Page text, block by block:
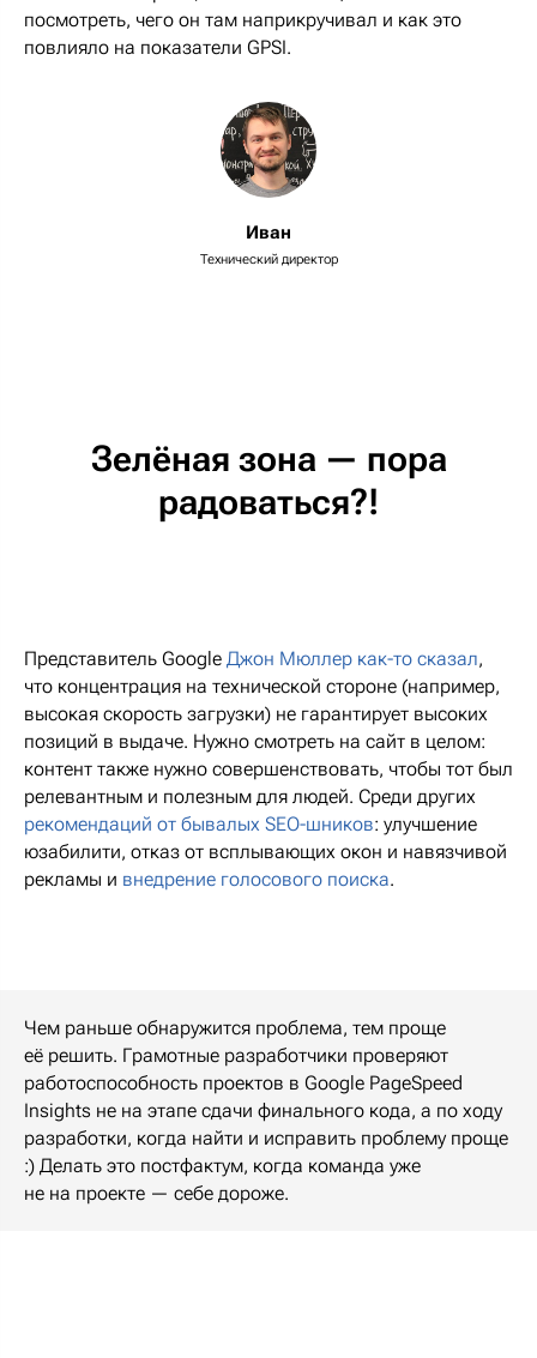
посмотреть, чего он там наприкручивал и как это
повлияло на показатели GPSI.
Иван
Технический директор
Зелёная зона — пора
радоваться?!
Представитель Google Джон Мюллер как-то сказал,
что концентрация на технической стороне (например,
высокая скорость загрузки) не гарантирует высоких
позиций в выдаче. Нужно смотреть на сайт в целом:
контент также нужно совершенствовать, чтобы тот был
релевантным и полезным для людей. Среди других
рекомендаций от бывалых SEO-шников: улучшение
юзабилити, отказ от всплывающих окон и навязчивой
рекламы и внедрение голосового поиска.
Чем раньше обнаружится проблема, тем проще
её решить. Грамотные разработчики проверяют
работоспособность проектов в Google PageSpeed
Insights не на этапе сдачи финального кода, а по ходу
разработки, когда найти и исправить проблему проще
:) Делать это постфактум, когда команда уже
не на проекте — себе дороже.